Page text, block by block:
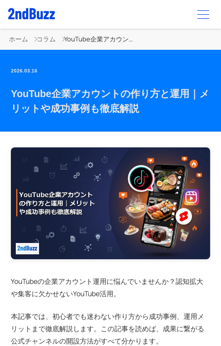
ホーム コラム YouTube企業アカウントの作り方と運用｜メリットや成功事例も徹底解説
2026.03.16
YouTube企業アカウントの作り方と運用｜メ
リットや成功事例も徹底解説
YouTubeの企業アカウント運用に悩んでいませんか？認知拡大
や集客に欠かせないYouTube活用。
本記事では、初心者でも迷わない作り方から成功事例、運用メ
リットまで徹底解説します。この記事を読めば、成果に繋がる
公式チャンネルの開設方法がすべて分かります。